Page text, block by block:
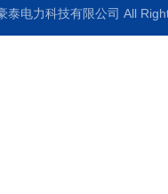
泰电力科技有限公司 All